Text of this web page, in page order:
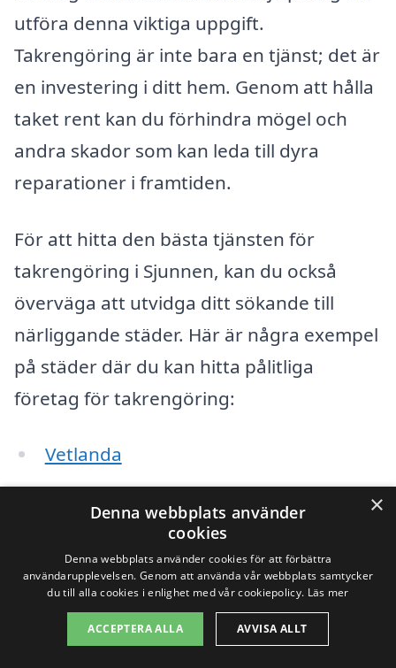
utföra denna viktiga uppgift.
Takrengöring är inte bara en tjänst; det är
en investering i ditt hem. Genom att hålla
taket rent kan du förhindra mögel och
andra skador som kan leda till dyra
reparationer i framtiden.
För att hitta den bästa tjänsten för
takrengöring i Sjunnen, kan du också
överväga att utvidga ditt sökande till
närliggande städer. Här är några exempel
på städer där du kan hitta pålitliga
företag för takrengöring:
Vetlanda
Hestra
Skillingaryd
×
Denna webbplats använder
cookies
Denna webbplats använder cookies för att förbättra
användarupplevelsen. Genom att använda vår webbplats samtycker
du till alla cookies i enlighet med vår cookiepolicy. Läs mer
ACCEPTERA ALLA AVVISA ALLT